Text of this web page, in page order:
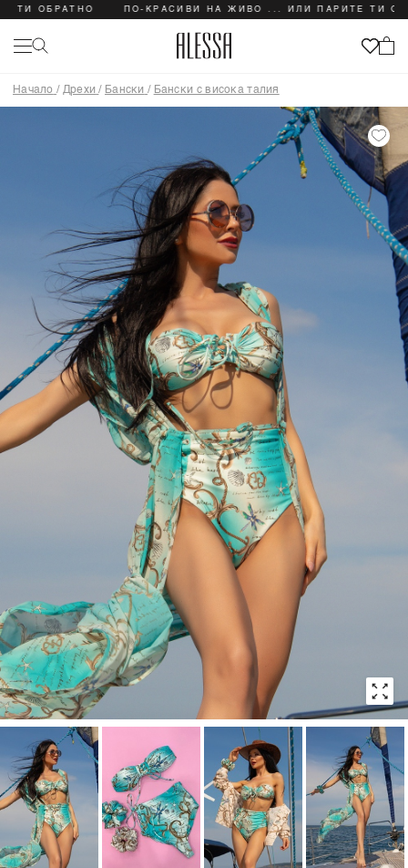
ПО-КРАСИВИ НА ЖИВО ... ИЛИ ПАРИТЕ ТИ ОБРАТНО
Начало / Дрехи / Бански / Бански с висока талия